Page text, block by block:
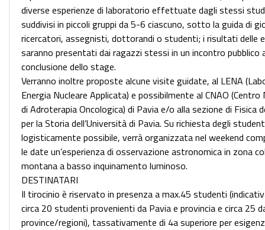
diverse esperienze di laboratorio effettuate dagli stessi
suddivisi in piccoli gruppi da 5-6 ciascuno, sotto la guida di
ricercatori, assegnisti, dottorandi o studenti; i risultati delle
saranno presentati dai ragazzi stessi in un incontro pubblico
conclusione dello stage.
Verranno inoltre proposte alcune visite guidate, al LENA
Energia Nucleare Applicata) e possibilmente al CNAO (Centro
di Adroterapia Oncologica) di Pavia e/o alla sezione di Fisica
per la Storia dell’Università di Pavia. Su richiesta degli
logisticamente possibile, verrà organizzata nel weekend
le date un’esperienza di osservazione astronomica in zona
montana a basso inquinamento luminoso.
DESTINATARI
Il tirocinio è riservato in presenza a max.45 studenti
circa 20 studenti provenienti da Pavia e provincia e circa 25
province/regioni), tassativamente di 4a superiore per